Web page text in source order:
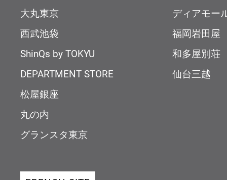
大丸東京
西武池袋
ShinQs by TOKYU
DEPARTMENT STORE
松屋銀座
丸の内
グランスタ東京
ディアモー
福岡岩田屋
和多屋別荘
仙台三越